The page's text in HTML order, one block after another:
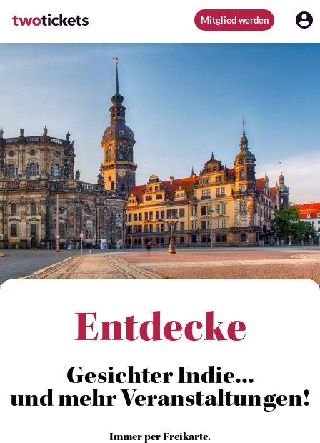
Mitglied werden
Entdecke
Gesichter Indie...
und mehr Veranstaltungen!
Immer per Freikarte.